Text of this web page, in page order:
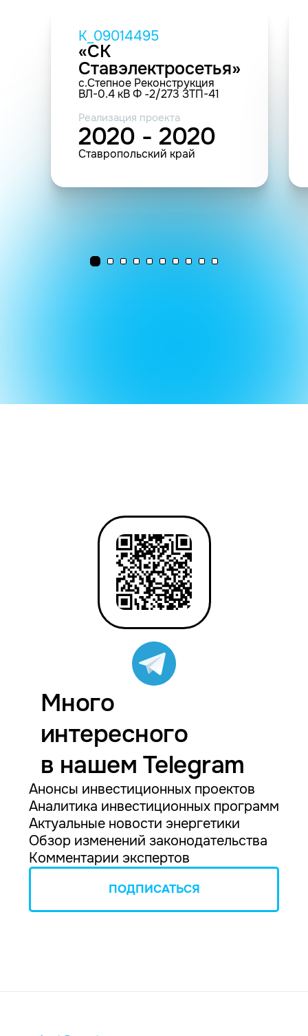
K_09014495
«СК
Ставэлектросетья»
с.Степное Реконструкция
ВЛ-0.4 кВ Ф -2/273 ЗТП-41
Реализация проекта
2020 - 2020
Ставропольский край
Много
интересного
в нашем Telegram
Анонсы инвестиционных проектов
Аналитика инвестиционных программ
Актуальные новости энергетики
Обзор изменений законодательства
Комментарии экспертов
ПОДПИСАТЬСЯ